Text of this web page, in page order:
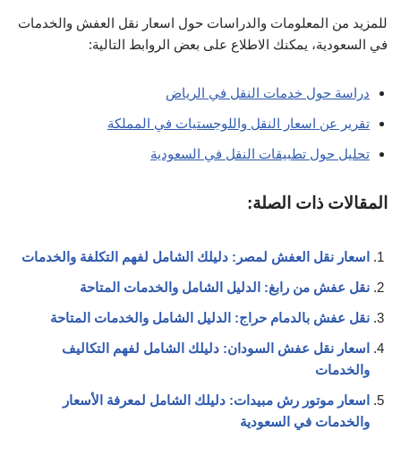
للمزيد من المعلومات والدراسات حول اسعار نقل العفش والخدمات
في السعودية، يمكنك الاطلاع على بعض الروابط التالية:
دراسة حول خدمات النقل في الرياض
تقرير عن اسعار النقل واللوجستيات في المملكة
تحليل حول تطبيقات النقل في السعودية
المقالات ذات الصلة:
اسعار نقل العفش لمصر: دليلك الشامل لفهم التكلفة والخدمات
نقل عفش من رابغ: الدليل الشامل والخدمات المتاحة
نقل عفش بالدمام حراج: الدليل الشامل والخدمات المتاحة
اسعار نقل عفش السودان: دليلك الشامل لفهم التكاليف
والخدمات
اسعار موتور رش مبيدات: دليلك الشامل لمعرفة الأسعار
والخدمات في السعودية